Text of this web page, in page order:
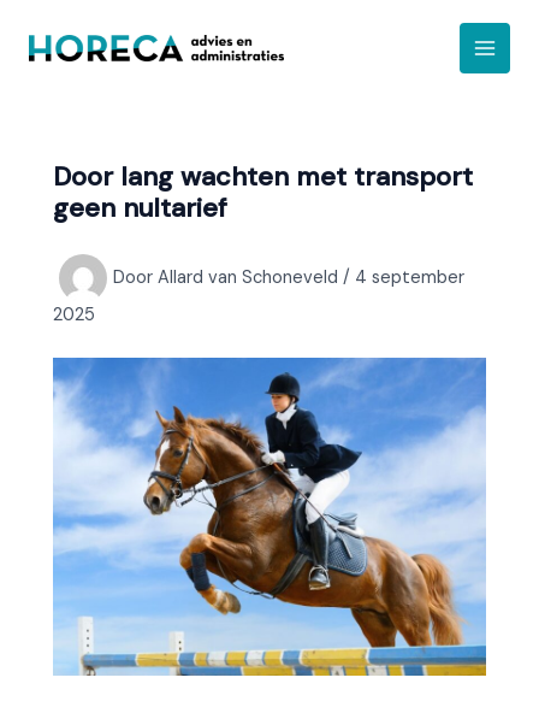
naar
Door lang wachten met transport
geen nultarief
Door Allard van Schoneveld / 4 september
2025